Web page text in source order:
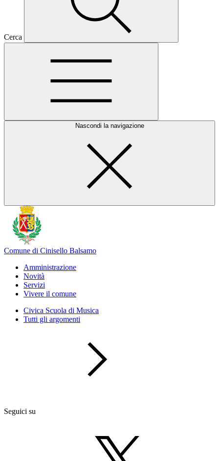
Cerca
Nascondi la navigazione
Comune di Cinisello Balsamo
Amministrazione
Novità
Servizi
Vivere il comune
Civica Scuola di Musica
Tutti gli argomenti
Seguici su